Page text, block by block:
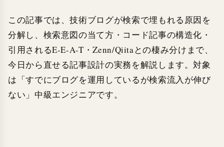
この記事では、技術ブログが検索で埋もれる原因を
分解し、検索意図の当て方・コード記事の構造化・
引用されるE-E-A-T・Zenn/Qiitaとの棲み分けまで、
今日から直せる記事設計の実務を解説します。対象
は「すでにブログを運用しているが検索流入が伸び
ない」中級エンジニアです。